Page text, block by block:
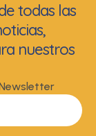
todas las
nuestros